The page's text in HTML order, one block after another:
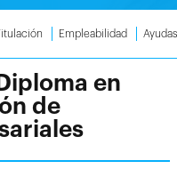
Empleabilidad Ayudas
en
de